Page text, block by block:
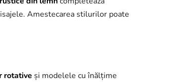
Amestecarea stilurilor poate
rotative și modelele cu înălțime